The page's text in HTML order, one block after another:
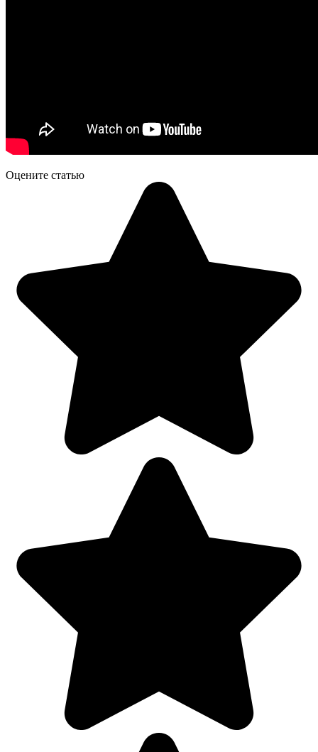
Оцените статью